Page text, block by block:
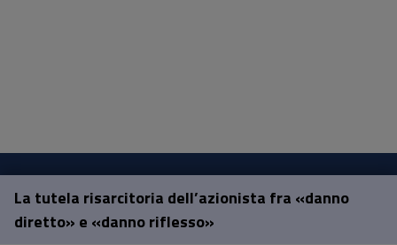
La tutela risarcitoria dell’azionista fra «danno
diretto» e «danno riflesso»
Pisa University Press